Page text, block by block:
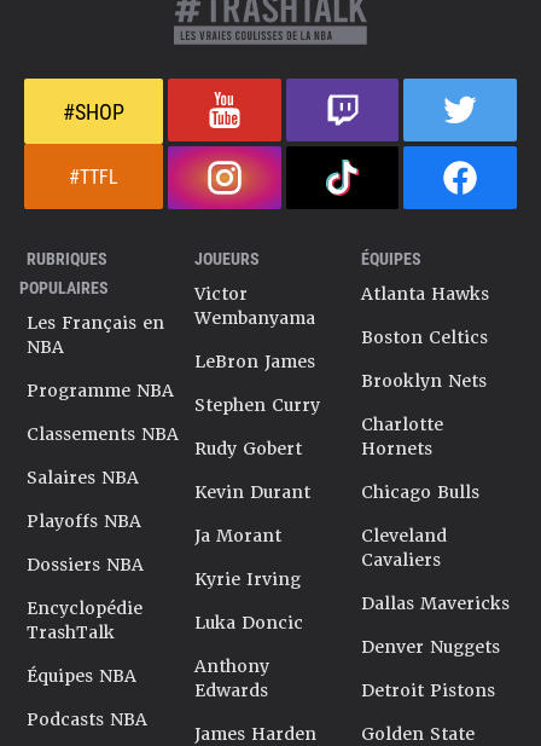
#SHOP
#TTFL
RUBRIQUES
POPULAIRES
Les Français en
NBA
Programme NBA
Classements NBA
Salaires NBA
Playoffs NBA
Dossiers NBA
Encyclopédie
TrashTalk
Équipes NBA
Podcasts NBA
JOUEURS
Victor
Wembanyama
LeBron James
Stephen Curry
Rudy Gobert
Kevin Durant
Ja Morant
Kyrie Irving
Luka Doncic
Anthony
Edwards
James Harden
ÉQUIPES
Atlanta Hawks
Boston Celtics
Brooklyn Nets
Charlotte
Hornets
Chicago Bulls
Cleveland
Cavaliers
Dallas Mavericks
Denver Nuggets
Detroit Pistons
Golden State